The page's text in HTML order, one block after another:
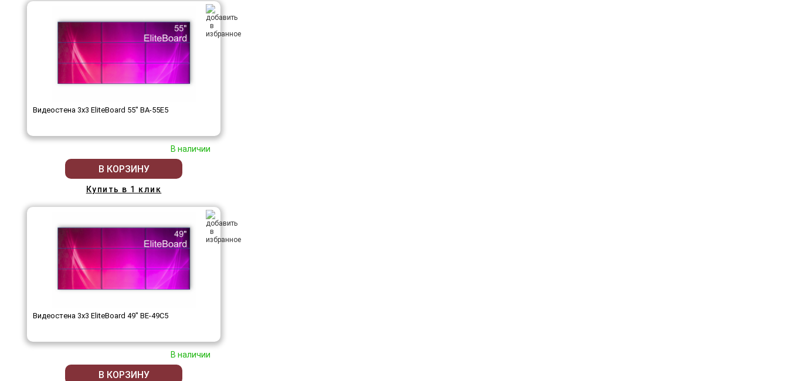
Видеостена 3x3 EliteBoard 55" BA-55E5
В наличии
В КОРЗИНУ
Купить в 1 клик
Видеостена 3x3 EliteBoard 49" BE-49C5
В наличии
В КОРЗИНУ